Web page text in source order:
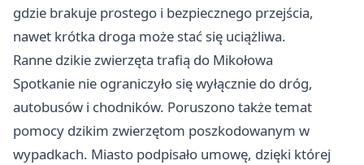
gdzie brakuje prostego i bezpiecznego przejścia,
nawet krótka droga może stać się uciążliwa.
Ranne dzikie zwierzęta trafią do Mikołowa
Spotkanie nie ograniczyło się wyłącznie do dróg,
autobusów i chodników. Poruszono także temat
pomocy dzikim zwierzętom poszkodowanym w
wypadkach. Miasto podpisało umowę, dzięki której